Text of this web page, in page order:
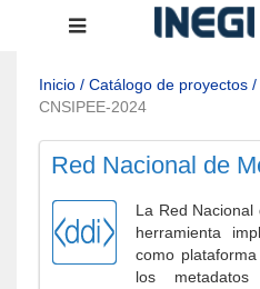
Menú
navegación
Inicio / Catálogo de proyectos /
CNSIPEE-2024
Red Nacional de
La Red
herramienta
como
los